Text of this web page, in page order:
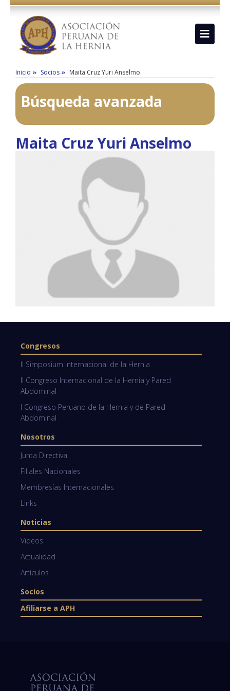
Inicio Socios Maita Cruz Yuri Anselmo
Búsqueda avanzada
Maita Cruz Yuri Anselmo
Congresos
II Simposium Internacional de la Hernia
II Congreso Internacional de la Hernia y Pared
Abdominal
I Congreso Peruano de la Hernia y de Pared
Abdominal
Nosotros
Junta Directiva
Filiales Nacionales
Membresías Internacionales
Links
Noticias
Videos
Actualidad
Artículos
Socios
Afiliarse a APH